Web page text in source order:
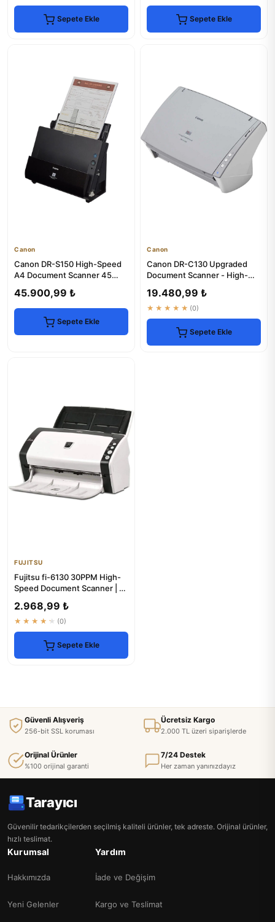
Sepete Ekle Sepete Ekle
Canon
Canon DR-S150 High-Speed
A4 Document Scanner 45
45.900,99 ₺
Sepete Ekle
Canon
Canon DR-C130 Upgraded
Document Scanner - High-
19.480,99 ₺
★★★★★ (0)
Sepete Ekle
FUJITSU
Fujitsu fi-6130 30PPM High-
Speed Document Scanner | 1-
2.968,99 ₺
★★★★★ (0)
Sepete Ekle
Güvenli Alışveriş
256-bit SSL koruması
Ücretsiz Kargo
2.000 TL üzeri siparişlerde
Orijinal Ürünler
%100 orijinal garanti
7/24 Destek
Her zaman yanınızdayız
Tarayıcı
Güvenilir tedarikçilerden seçilmiş kaliteli ürünler, tek adreste. Orijinal ürünler,
hızlı teslimat.
Kurumsal
Hakkımızda
Yeni Gelenler
Yardım
İade ve Değişim
Kargo ve Teslimat